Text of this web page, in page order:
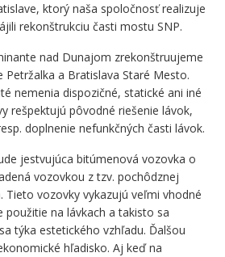
ktorý naša spoločnosť realizuje
rekonštrukciu časti mostu SNP.
nad Dunajom zrekonštruujeme
Petržalka a Bratislava Staré Mesto.
nemenia dispozičné, statické ani iné
rešpektujú pôvodné riešenie lávok,
doplnenie nefunkčných časti lávok.
jestvujúca bitúmenová vozovka o
vozovkou z tzv. pochôdznej
Tieto vozovky vykazujú veľmi vhodné
použitie na lávkach a takisto sa
týka estetického vzhľadu. Ďalšou
hľadisko. Aj keď na